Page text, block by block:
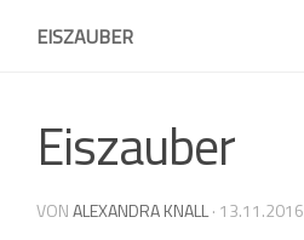
EISZAUBER
Eiszauber
VONALEXANDRA KNALL· 13.11.2016